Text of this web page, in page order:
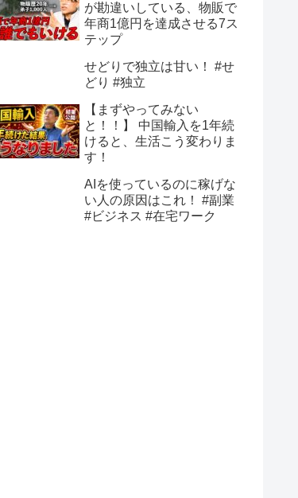
が勘違いしている、物販で
年商1億円を達成させる7ス
テップ
せどりで独立は甘い！ #せ
どり #独立
【まずやってみない
と！！】 中国輸入を1年続
けると、生活こう変わりま
す！
AIを使っているのに稼げな
い人の原因はこれ！ #副業
#ビジネス #在宅ワーク